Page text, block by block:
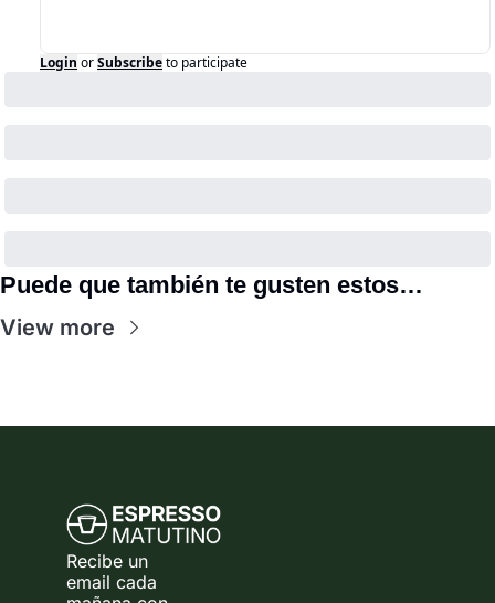
Login orSubscribeto participate
Puede que también te gusten estos…
View more
Recibe un
email cada